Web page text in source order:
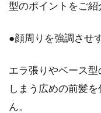
最
型のポイントをご紹
●顔周りを強調させ
エラ張りやベース
しまう広めの前髪
ん。